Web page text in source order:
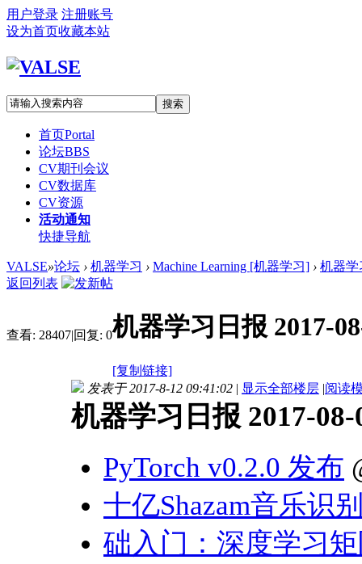
用户登录 注册账号
设为首页收藏本站
搜索
首页Portal
论坛BBS
CV期刊会议
CV数据库
CV资源
活动通知
快捷导航
VALSE»论坛 › 机器学习 › Machine Learning [机器学习] › 机器学
返回列表
查看: 28407|回复: 0机器学习日报 2017-
[复制链接]
发表于 2017-8-12 09:41:02 | 显示全部楼层 |阅读
机器学习日报 2017-08-
PyTorch v0.2.0 发布
十亿Shazam音乐识
础入门：深度学习